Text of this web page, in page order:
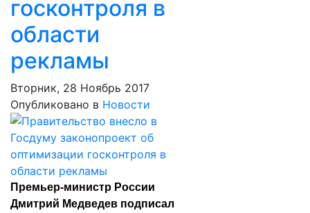
госконтроля в
области
рекламы
Вторник, 28 Ноябрь 2017
Опубликовано в Новости
Премьер-министр России
Дмитрий Медведев подписал